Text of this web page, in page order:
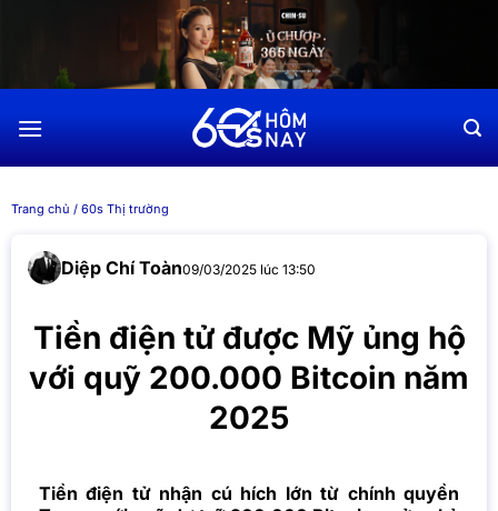
dung
Trang chủ / 60s Thị trường
Diệp Chí Toàn09/03/2025 lúc 13:50
Tiền điện tử được Mỹ ủng hộ
với quỹ 200.000 Bitcoin năm
2025
Tiền điện tử nhận cú hích lớn từ chính quyền